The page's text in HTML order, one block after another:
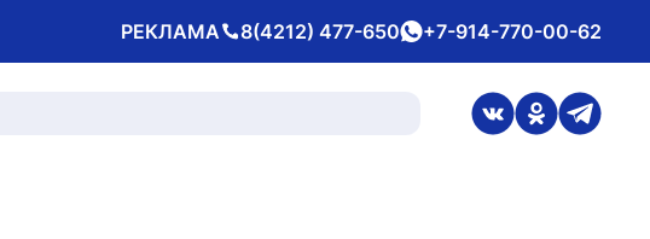
РЕКЛАМА
Телефон 8(4212) 477-650whatsApp
+7-914-770-00-62
ссылка на
ссылка на